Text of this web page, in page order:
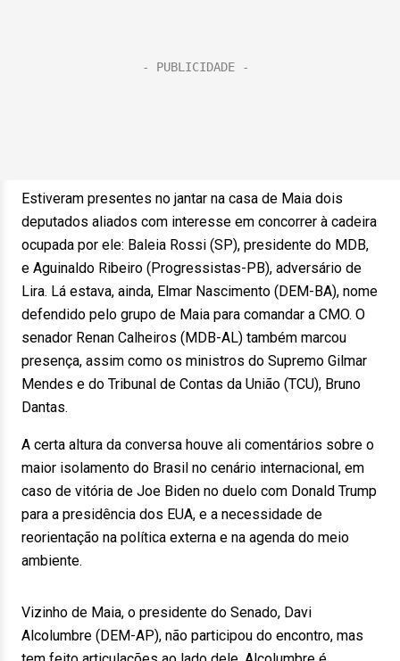
Estiveram presentes no jantar na casa de Maia dois
deputados aliados com interesse em concorrer à cadeira
ocupada por ele: Baleia Rossi (SP), presidente do MDB,
e Aguinaldo Ribeiro (Progressistas-PB), adversário de
Lira. Lá estava, ainda, Elmar Nascimento (DEM-BA), nome
defendido pelo grupo de Maia para comandar a CMO. O
senador Renan Calheiros (MDB-AL) também marcou
presença, assim como os ministros do Supremo Gilmar
Mendes e do Tribunal de Contas da União (TCU), Bruno
Dantas.
A certa altura da conversa houve ali comentários sobre o
maior isolamento do Brasil no cenário internacional, em
caso de vitória de Joe Biden no duelo com Donald Trump
para a presidência dos EUA, e a necessidade de
reorientação na política externa e na agenda do meio
ambiente.
Vizinho de Maia, o presidente do Senado, Davi
Alcolumbre (DEM-AP), não participou do encontro, mas